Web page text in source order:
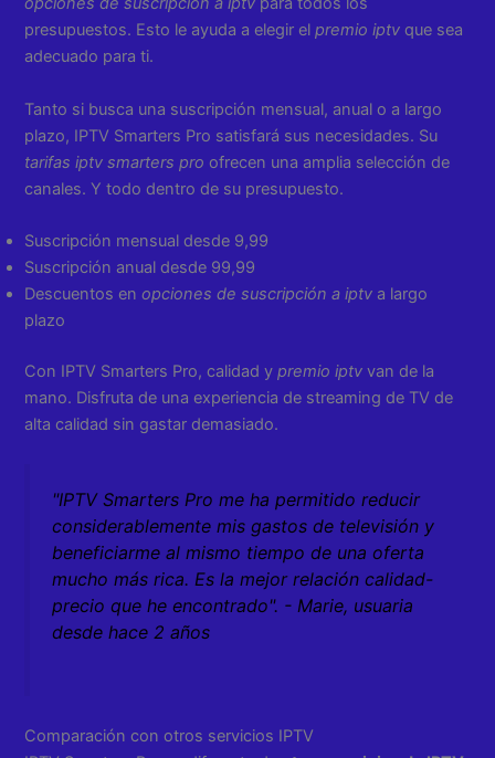
presupuestos. Esto le ayuda a elegir elpremio iptv que sea
adecuado para ti.
Tanto si busca una suscripción mensual, anual o a largo
plazo, IPTV Smarters Pro satisfará sus necesidades. Su
tarifas iptv smarters pro ofrecen una amplia selección de
canales. Y todo dentro de su presupuesto.
Suscripción mensual desde 9,99
Suscripción anual desde 99,99
Descuentos enopciones de suscripción a iptv a largo
plazo
Con IPTV Smarters Pro, calidad ypremio iptv van de la
mano. Disfruta de una experiencia de streaming de TV de
alta calidad sin gastar demasiado.
"IPTV Smarters Pro me ha permitido reducir
considerablemente mis gastos de televisión y
beneficiarme al mismo tiempo de una oferta
mucho más rica. Es la mejor relación calidad-
precio que he encontrado". - Marie, usuaria
desde hace 2 años
Comparación con otros servicios IPTV